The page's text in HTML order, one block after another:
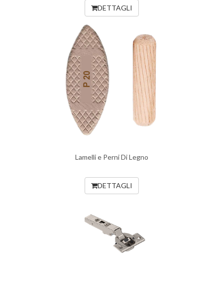
DETTAGLI
Lamelli e Perni Di Legno
DETTAGLI